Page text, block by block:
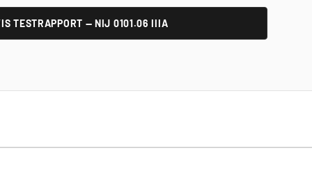
TESTRAPPORT — NIJ 0101.06 IIIA